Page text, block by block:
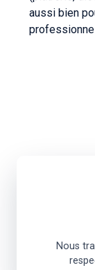
aussi bien
Nous